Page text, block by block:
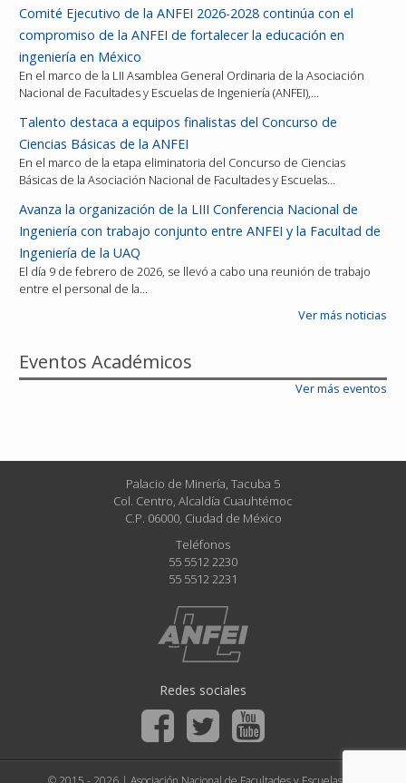
Comité Ejecutivo de la ANFEI 2026-2028 continúa con el
compromiso de la ANFEI de fortalecer la educación en
ingeniería en México
En el marco de la LII Asamblea General Ordinaria de la Asociación
Nacional de Facultades y Escuelas de Ingeniería (ANFEI),…
Talento destaca a equipos finalistas del Concurso de
Ciencias Básicas de la ANFEI
En el marco de la etapa eliminatoria del Concurso de Ciencias
Básicas de la Asociación Nacional de Facultades y Escuelas…
Avanza la organización de la LIII Conferencia Nacional de
Ingeniería con trabajo conjunto entre ANFEI y la Facultad de
Ingeniería de la UAQ
El día 9 de febrero de 2026, se llevó a cabo una reunión de trabajo
entre el personal de la…
Ver más noticias
Eventos Académicos
Ver más eventos
Palacio de Minería, Tacuba 5
Col. Centro, Alcaldía Cuauhtémoc
C.P. 06000, Ciudad de México
Teléfonos
55 5512 2230
55 5512 2231
Redes sociales